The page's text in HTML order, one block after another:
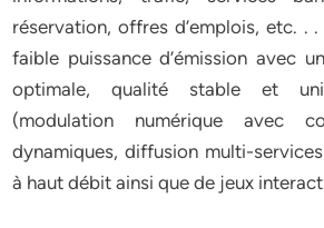
réservation, offres d’emplois, etc. .
faible puissance d’émission avec
optimale, qualité stable et
(modulation numérique avec
dynamiques, diffusion multi-
à haut débit ainsi que de jeux